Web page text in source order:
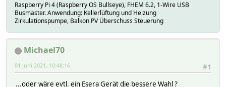
Raspberry Pi 4 (Raspberry OS Bullseye), FHEM 6.2, 1-Wire USB
Busmaster. Anwendung: Kellerlüftung und Heizung
Zirkulationspumpe, Balkon PV Überschuss Steuerung
Michael70
#1
01 Juni 2021, 10:48:16
...oder wäre evtl. ein Esera Gerät die bessere Wahl ?